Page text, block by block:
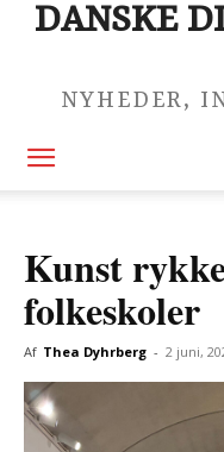
DANSKE
NYHEDER,
Kunst
folkeskoler
Af Thea Dyhrberg - 2 juni,